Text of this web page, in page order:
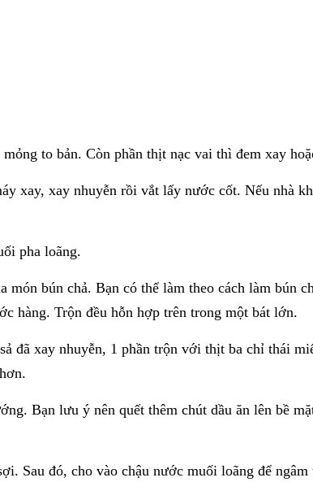
to bản. Còn phần thịt nạc vai thì đem xay
xay, xay nhuyễn rồi vắt lấy nước cốt. Nếu nhà
pha loãng.
bún chả. Bạn có thể làm theo cách làm bún
hàng. Trộn đều hỗn hợp trên trong một bát lớn.
đã xay nhuyễn, 1 phần trộn với thịt ba chỉ thái
Bạn lưu ý nên quết thêm chút dầu ăn lên bề
Sau đó, cho vào chậu nước muối loãng để